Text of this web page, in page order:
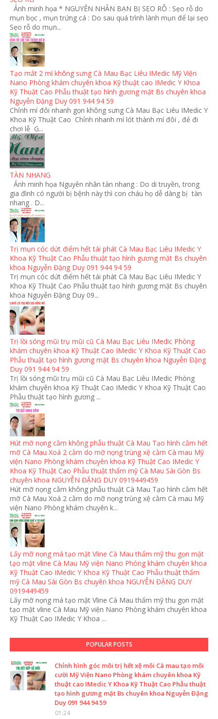
Ảnh minh họa * NGUYÊN NHÂN BẠN BỊ SẸO RỖ : Sẹo rỗ do
mụn bọc , mụn trứng cá : Do sau quá trình lành mụn để lại sẹo
Sẹo rỗ do mụn...
Tạo mắt 2 mí không sưng Cà Mau Bạc Liêu IMedic Mỹ Viện
Nano Phòng khám chuyên khoa Kỹ thuật cao IMedic Y Khoa
Kỹ Thuật Cao Phẫu thuật tạo hình gương mặt Bs chuyên khoa
Nguyễn Đặng Duy 091 944 94 59
Chỉnh mí đôi nhanh gọn không sưng Cà Mau Bạc Liêu IMedic Y
Khoa Kỹ Thuật Cao Chỉnh nhanh mí lót thành mí đôi , đẻ đi
chơi lễ G...
TÀN NHANG
Ảnh minh họa Nguyên nhân tàn nhang : Do di truyền, trong
gia đình có người bị bệnh này thì con cháu họ dễ dàng bị tàn
nhang . D...
Trị mụn cóc dứt điểm hết tái phát Cà Mau Bạc Liêu IMedic Y
Khoa Kỹ Thuật Cao Phẫu thuật tạo hình gương mặt Bs chuyên
khoa Nguyễn Đặng Duy 091 944 94 59
Trị mụn cóc dứt điểm hết tái phát Cà Mau Bạc Liêu IMedic Y
Khoa Kỹ Thuật Cao Phẫu thuật tạo hình gương mặt Bs chuyên
khoa Nguyễn Đặng Duy 09...
Trị lồi sóng mũi trụ mũi cũ Cà Mau Bạc Liêu IMedic Phòng
khám chuyên khoa Kỹ Thuật Cao IMedic Y Khoa Kỹ Thuật Cao
Phẫu thuật tạo hình gương mặt Bs chuyên khoa Nguyễn Đặng
Duy 091 944 94 59
Trị lồi sóng mũi trụ mũi cũ Cà Mau Bạc Liêu IMedic Phòng
khám chuyên khoa Kỹ Thuật Cao IMedic Y Khoa Kỹ Thuật Cao
Phẫu thuật tạo hình gương ...
Hút mỡ nọng cằm không phẫu thuật Cà Mau Tạo hình cằm hết
mỡ Cà Mau Xoá 2 cằm do mỡ nọng trùng xệ cằm Cà mau Mỹ
viện Nano Phòng khám chuyên khoa Kỹ Thuật Cao IMedic Y
Khoa Kỹ Thuật Cao Phẫu thuật thẩm mỹ Cà Mau Sài Gòn Bs
chuyên khoa NGUYỄN ĐẶNG DUY 0919449459
Hút mỡ nọng cằm không phẫu thuật Cà Mau Tạo hình cằm hết
mỡ Cà Mau Xoá 2 cằm do mỡ nọng trùng xệ cằm Cà mau Mỹ
viện Nano Phòng khám chuyên k...
Lấy mỡ nọng má tạo mặt Vline Cà Mau thẩm mỹ thu gọn mặt
tạo mặt vline Cà Mau Mỹ viện Nano Phòng khám chuyên khoa
Kỹ Thuật Cao IMedic Y Khoa Kỹ Thuật Cao Phẫu thuật thẩm
mỹ Cà Mau Sài Gòn Bs chuyên khoa NGUYỄN ĐẶNG DUY
0919449459
Lấy mỡ nọng má tạo mặt Vline Cà Mau thẩm mỹ thu gọn mặt
tạo mặt vline Cà Mau Mỹ viện Nano Phòng khám chuyên khoa
Kỹ Thuật Cao IMedic Y Khoa ...
POPULAR POSTS
Chỉnh hình góc môi trị hết xệ môi Cà mau tạo môi
cười Mỹ Viện Nano Phòng khám chuyên khoa Kỹ
thuật cao IMedic Y Khoa Kỹ Thuật Cao Phẫu thuật
tạo hình gương mặt Bs chuyên khoa Nguyễn Đặng
Duy 091 944 94 59
01:24